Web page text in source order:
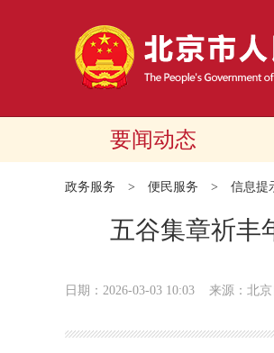
要闻动态
政务服务 > 便民服务 > 信息提
五谷集章祈丰
日期：2026-03-03 10:03 来源：北